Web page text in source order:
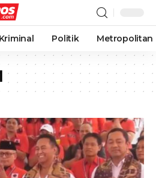
Kriminal Politik Metropolitan